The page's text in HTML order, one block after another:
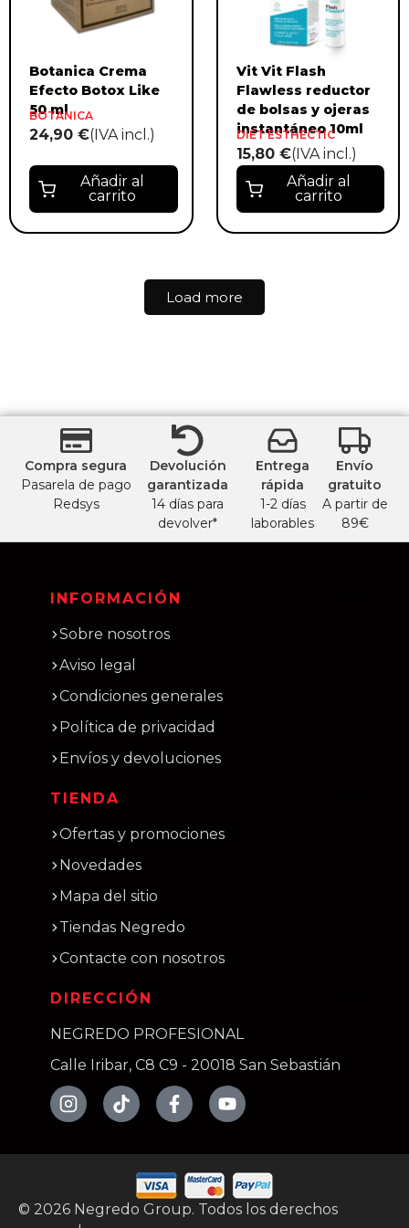
Botanica Crema
Efecto Botox Like
50 ml
BOTANICA
24,90 €(IVA incl.)
Añadir al
carrito
Vit Vit Flash
Flawless reductor
de bolsas y ojeras
instantáneo 10ml
DIET ESTHECTIC
15,80 €(IVA incl.)
Añadir al
carrito
Load more
Compra segura
Pasarela de pago
Redsys
Devolución
garantizada
14 días para
devolver*
Entrega
rápida
1-2 días
laborables
Envío
gratuito
A partir de
89€
INFORMACIÓN
Sobre nosotros
Aviso legal
Condiciones generales
Política de privacidad
Envíos y devoluciones
TIENDA
Ofertas y promociones
Novedades
Mapa del sitio
Tiendas Negredo
Contacte con nosotros
DIRECCIÓN
NEGREDO PROFESIONAL
Calle Iribar, C8 C9 - 20018 San Sebastián
© 2026 Negredo Group. Todos los derechos